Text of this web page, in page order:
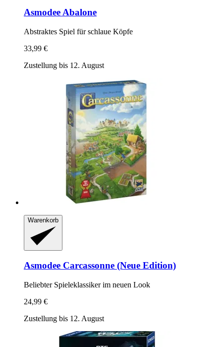
Asmodee Abalone
Abstraktes Spiel für schlaue Köpfe
33,99 €
Zustellung bis 12. August
Warenkorb
Asmodee Carcassonne (Neue Edition)
Beliebter Spieleklassiker im neuen Look
24,99 €
Zustellung bis 12. August